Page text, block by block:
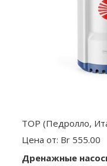
TOP (Педролло,
Цена от: Br 555.00
Дренажные